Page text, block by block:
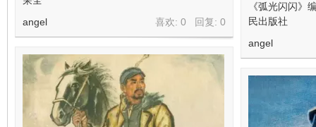
《弧光闪闪》
民出版社
angel
喜欢: 0 回复: 0
angel